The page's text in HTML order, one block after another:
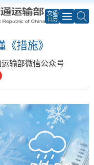
交通
日历
《措施》
输部微信公众号